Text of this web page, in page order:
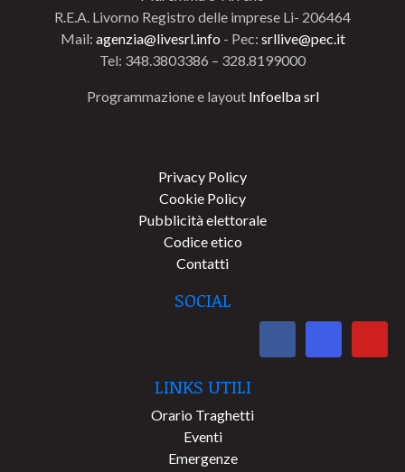
R.E.A. Livorno Registro delle imprese Li- 206464
Mail: agenzia@livesrl.info - Pec: srllive@pec.it
Tel: 348.3803386 – 328.8199000
Programmazione e layout Infoelba srl
Privacy Policy
Cookie Policy
Pubblicità elettorale
Codice etico
Contatti
SOCIAL
LINKS UTILI
Orario Traghetti
Eventi
Emergenze